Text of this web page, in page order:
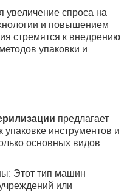
увеличение спроса на
и повышением
стремятся к внедрению
упаковки и
предлагает
инструментов и
основных видов
Этот тип машин
или